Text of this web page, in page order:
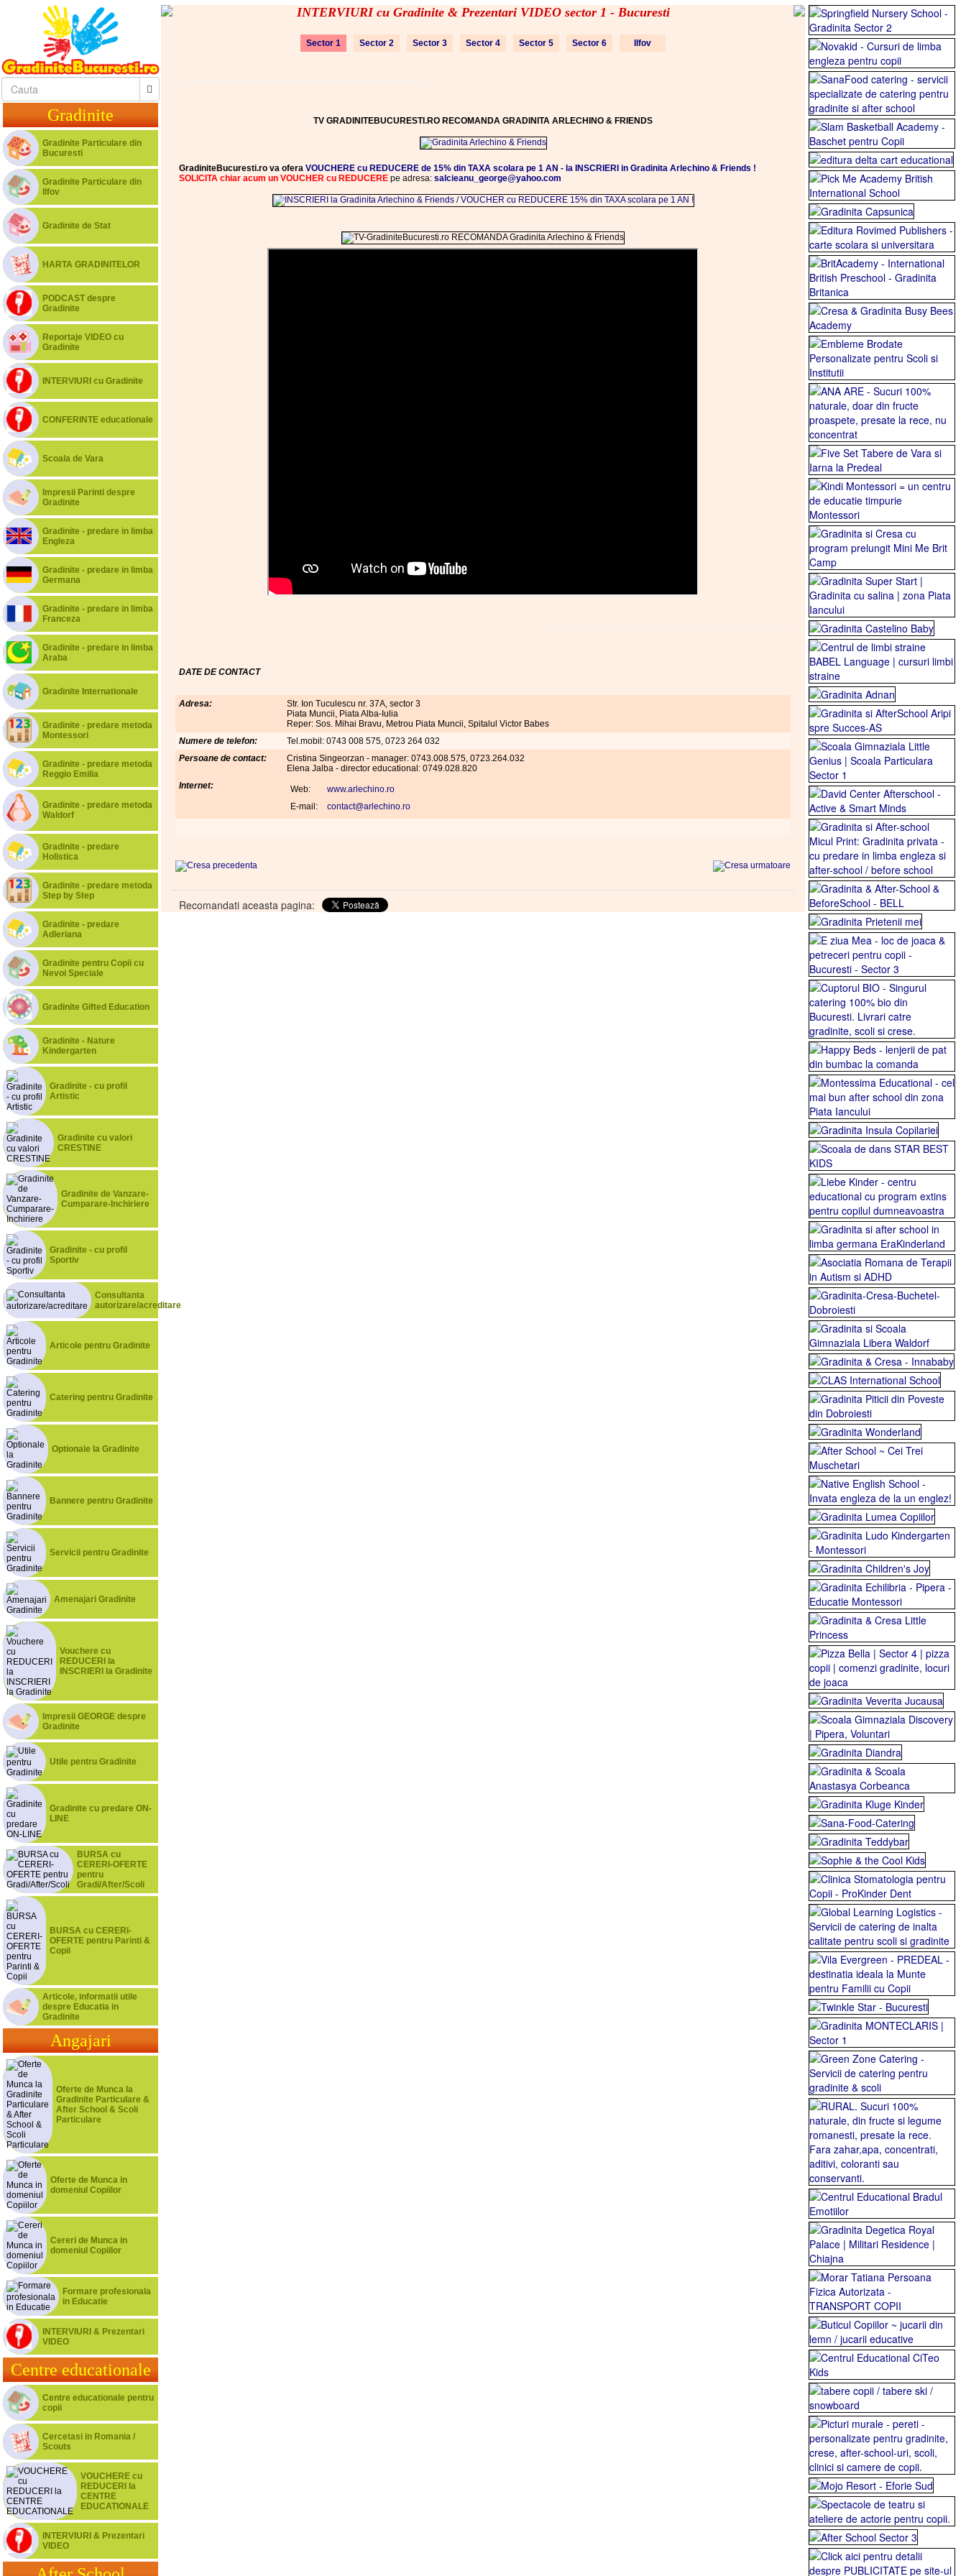
Gradinite
Gradinite Particulare din
Bucuresti
Gradinite Particulare din
Ilfov
Gradinite de Stat
HARTA GRADINITELOR
PODCAST despre
Gradinite
Reportaje VIDEO cu
Gradinite
INTERVIURI cu Gradinite
CONFERINTE educationale
Scoala de Vara
Impresii Parinti despre
Gradinite
Gradinite - predare in limba
Engleza
Gradinite - predare in limba
Germana
Gradinite - predare in limba
Franceza
Gradinite - predare in limba
Araba
Gradinite Internationale
Gradinite - predare metoda
Montessori
Gradinite - predare metoda
Reggio Emilia
Gradinite - predare metoda
Waldorf
Gradinite - predare
Holistica
Gradinite - predare metoda
Step by Step
Gradinite - predare
Adleriana
Gradinite pentru Copii cu
Nevoi Speciale
Gradinite Gifted Education
Gradinite - Nature
Kindergarten
Gradinite - cu profil
Artistic
Gradinite cu valori
CRESTINE
Gradinite de Vanzare-
Cumparare-Inchiriere
Gradinite - cu profil
Sportiv
Consultanta
autorizare/acreditare
Articole pentru Gradinite
Catering pentru Gradinite
Optionale la Gradinite
Bannere pentru Gradinite
Servicii pentru Gradinite
Amenajari Gradinite
Vouchere cu
REDUCERI la
INSCRIERI la Gradinite
Impresii GEORGE despre
Gradinite
Utile pentru Gradinite
Gradinite cu predare ON-
LINE
BURSA cu
CERERI-OFERTE
pentru
Gradi/After/Scoli
BURSA cu CERERI-
OFERTE pentru Parinti &
Copii
Articole, informatii utile
despre Educatia in
Gradinite
Angajari
Oferte de Munca la
Gradinite Particulare &
After School & Scoli
Particulare
Oferte de Munca in
domeniul Copiilor
Cereri de Munca in
domeniul Copiilor
Formare profesionala
in Educatie
INTERVIURI & Prezentari
VIDEO
Centre educationale
Centre educationale pentru
copii
Cercetasi in Romania /
Scouts
VOUCHERE cu
REDUCERI la
CENTRE
EDUCATIONALE
INTERVIURI & Prezentari
VIDEO
INTERVIURI cu Gradinite & Prezentari VIDEO sector 1 - Bucuresti
Sector 1 Sector 2 Sector 3 Sector 4 Sector 5 Sector 6 Ilfov
TV GRADINITEBUCURESTI.RO RECOMANDA GRADINITA ARLECHINO & FRIENDS
GradiniteBucuresti.ro va ofera VOUCHERE cu REDUCERE de 15% din TAXA scolara pe 1 AN - la INSCRIERI in Gradinita Arlechino & Friends !
SOLICITA chiar acum un VOUCHER cu REDUCERE pe adresa: salcieanu_george@yahoo.com
DATE DE CONTACT
Adresa:
Str. Ion Tuculescu nr. 37A, sector 3
Piata Muncii, Piata Alba-Iulia
Reper: Sos. Mihai Bravu, Metrou Piata Muncii, Spitalul Victor Babes
Numere de telefon:
Tel.mobil: 0743 008 575, 0723 264 032
Persoane de contact:
Cristina Singeorzan - manager: 0743.008.575, 0723.264.032
Elena Jalba - director educational: 0749.028.820
Internet:
Web:
www.arlechino.ro
E-mail:
contact@arlechino.ro
Recomandati aceasta pagina: